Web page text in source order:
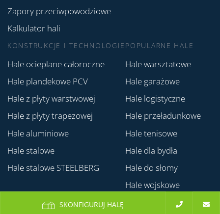
SKONFIGURUJ HALĘ
Zapory przeciwpowodziowe
Kalkulator hali
KONSTRUKCJE I TECHNOLOGIE
Hale ocieplane całoroczne
Hale plandekowe PCV
Hale z płyty warstwowej
Hale z płyty trapezowej
Hale aluminiowe
Hale stalowe
Hale stalowe STEELBERG
POPULARNE HALE
Hale warsztatowe
Hale garażowe
Hale logistyczne
Hale przeładunkowe
Hale tenisowe
Hale dla bydła
Hale do słomy
Hale wojskowe